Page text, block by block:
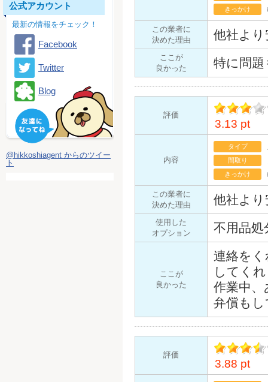
きっかけ
この業者に
決めた理由
他社より
ここが
良かった
特に問
評価
イント
3.13 pt
内容
タイプ
間取り
きっかけ
この業者に
決めた理由
他社より
使用した
オプション
不用品処
ここが
良かった
連絡を
してく
作業中
弁償も
評価
イント
3.88 pt
公式アカウント
最新の情報をチェック！
Facebook
Twitter
Blog
@hikkoshiagent からのツイー
ト